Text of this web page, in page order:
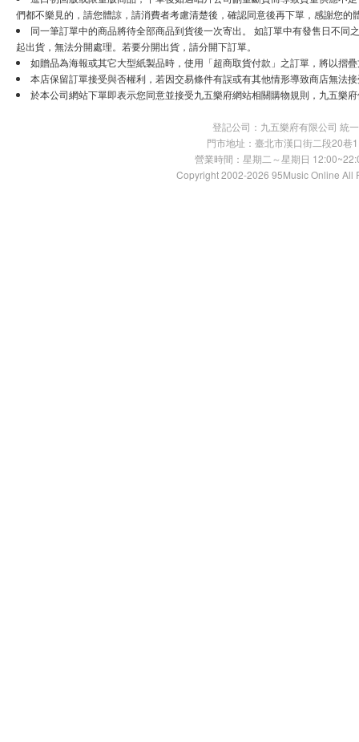
們都不樂見的，請您體諒，請消費者考慮清楚後，確認同意後再下單，感謝您的
同一筆訂單中的商品將待全部商品到貨後一次寄出。 如訂單中有發售日不同
起出貨，無法分開處理。若要分開出貨，請分開下訂單。
如贈品為海報或其它大型紙製品時，使用「超商取貨付款」之訂單，將以摺
本店保留訂單接受與否權利，若因交易條件有誤或有其他情形導致商店無法
於本公司網站下單即表示您同意並接受九五樂府網站相關購物規則，九五樂
登記公司：九五樂府有限公司 統
門市地址：臺北市漢口街二段20
營業時間：星期二～星期日
Copyright 2002-2026 95Music Online All